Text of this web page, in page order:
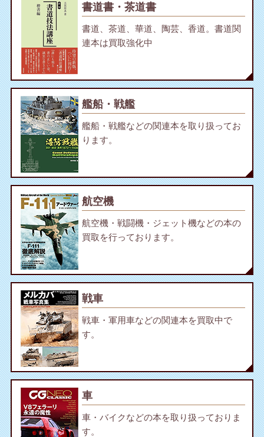
書道書・茶道書
書道、茶道、華道、陶芸、香道。書道関
連本は買取強化中
艦船・戦艦
艦船・戦艦などの関連本を取り扱ってお
ります。
航空機
航空機・戦闘機・ジェット機などの本の
買取を行っております。
戦車
戦車・軍用車などの関連本を買取中で
す。
車
車・バイクなどの本を取り扱っておりま
す。